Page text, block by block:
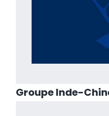
Groupe Inde-